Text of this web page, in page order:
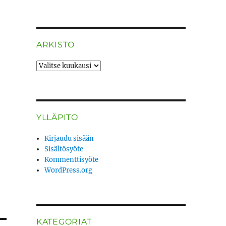
ARKISTO
ARKISTO
YLLÄPITO
Kirjaudu sisään
Sisältösyöte
Kommenttisyöte
WordPress.org
KATEGORIAT